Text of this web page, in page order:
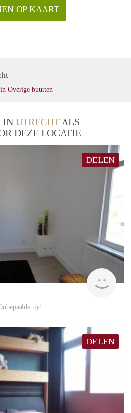
OP KAART
Overige buurten
IN UTRECHTALS
DEZE LOCATIE
DELEN
tijd
DELEN